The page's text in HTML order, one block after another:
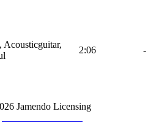
Acousticguitar,
2:06 -
Jamendo Licensing